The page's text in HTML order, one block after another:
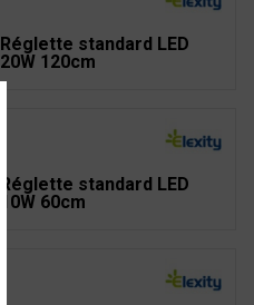
Réglette standard LED
20W 120cm
Réglette standard LED
10W 60cm